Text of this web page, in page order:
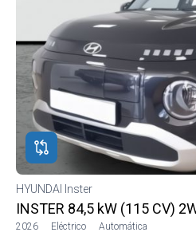
HYUNDAI Inster
INSTER 84,5 kW (115 CV)
2026 Eléctrico Automática